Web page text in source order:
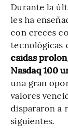
Durante la
les ha
con creces
tecnológicas
caídas
Nasdaq 100
una gran
valores
dispararon a
siguientes.